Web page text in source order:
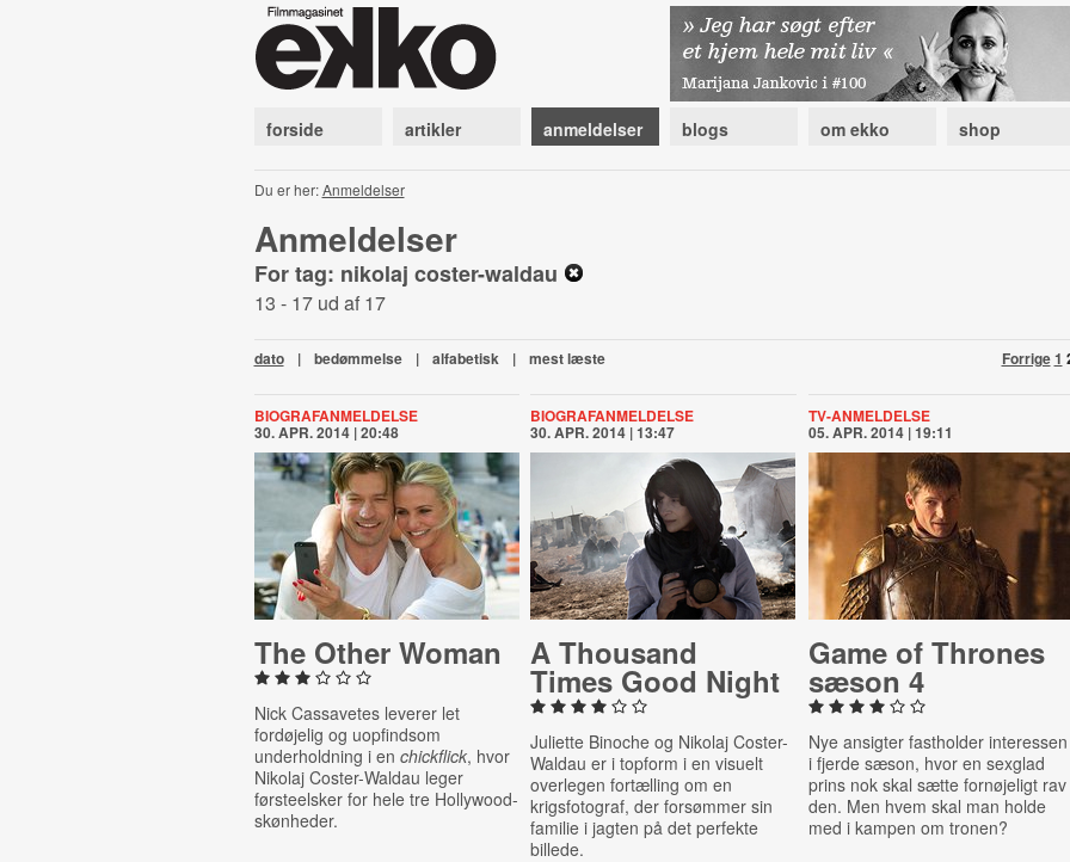
forside artikler anmeldelser blogs om ekko shop
Du er her:Anmeldelser
Anmeldelser
For tag: nikolaj coster-waldau
13 - 17 ud af 17
Forrige1
dato | bedømmelse | alfabetisk | mest læste
BIOGRAFANMELDELSE
30. APR. 2014 | 20:48
The Other Woman
Nick Cassavetes leverer let
fordøjelig og uopfindsom
underholdning i en chickflick, hvor
Nikolaj Coster-Waldau leger
førsteelsker for hele tre Hollywood-
skønheder.
BIOGRAFANMELDELSE
30. APR. 2014 | 13:47
A Thousand
Times Good Night
Juliette Binoche og Nikolaj Coster-
Waldau er i topform i en visuelt
overlegen fortælling om en
krigsfotograf, der forsømmer sin
familie i jagten på det perfekte
billede.
TV-ANMELDELSE
05. APR. 2014 | 19:11
Game of Thrones
sæson 4
Nye ansigter fastholder interessen
i fjerde sæson, hvor en sexglad
prins nok skal sætte fornøjeligt rav
den. Men hvem skal man holde
med i kampen om tronen?